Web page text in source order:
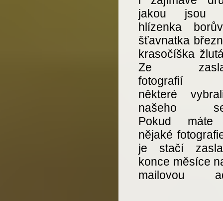
jakou jsou
hlízenka
šťavnatka
krasočíška
Ze
fotografií
některé
našeho
Pokud máte
nějaké
je stačí
konce měsíce
mailovou